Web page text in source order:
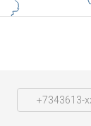
+7343613-